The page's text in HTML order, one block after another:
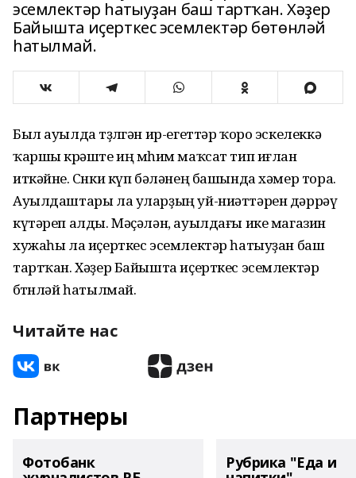
эсемлектәр һатыуҙан баш тартҡан. Хәҙер
Байышта иҫерткес эсемлектәр бөтөнләй
һатылмай.
Был ауылда төҙөлгән ир-егеттәр ҡоро эскелеккә
ҡаршы көрәште иң мөһим маҡсат тип иғлан
иткәйне. Сөнки күп бәләнең башында хәмер тора.
Ауылдаштары ла уларҙың уй-ниәттәрен дәррәү
күтәреп алды. Мәҫәлән, ауылдағы ике магазин
хужаһы ла иҫерткес эсемлектәр һатыуҙан баш
тартҡан. Хәҙер Байышта иҫерткес эсемлектәр
бөтөнләй һатылмай.
Читайте нас
Партнеры
Фотобанк Рубрика "Еда и